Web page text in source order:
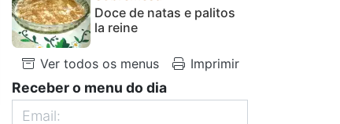
Doce de natas e palitos
la reine
Ver todos os menus Imprimir
Receber o menu do dia